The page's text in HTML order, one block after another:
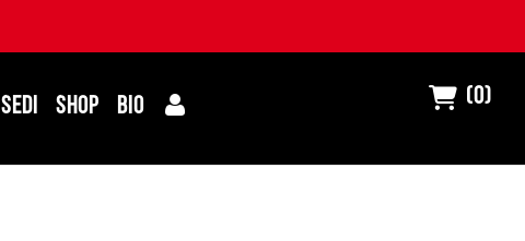
SEDI SHOP BIO (0)